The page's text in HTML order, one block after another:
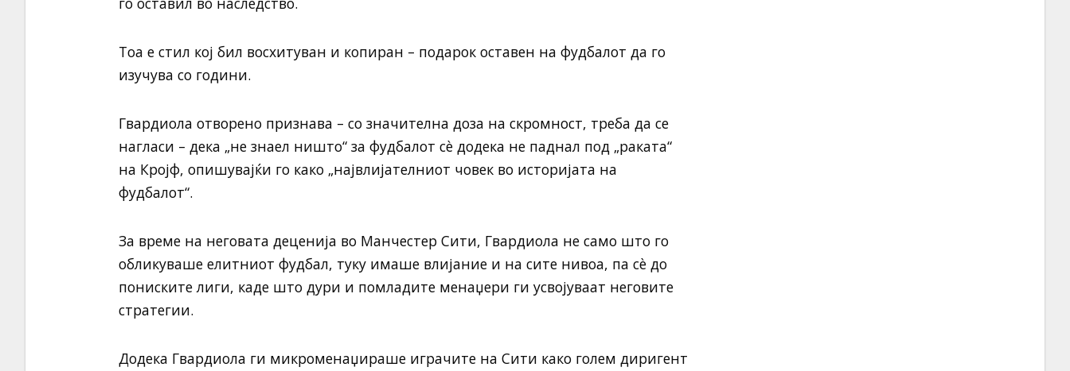
Тоа е стил кој бил восхитуван и копиран – подарок оставен на фудбалот да го
изучува со години.
Гвардиола отворено признава – со значителна доза на скромност, треба да се
нагласи – дека „не знаел ништо“ за фудбалот сè додека не паднал под „раката“
на Кројф, опишувајќи го како „највлијателниот човек во историјата на
фудбалот“.
За време на неговата деценија во Манчестер Сити, Гвардиола не само што го
обликуваше елитниот фудбал, туку имаше влијание и на сите нивоа, па сè до
пониските лиги, каде што дури и помладите менаџери ги усвојуваат неговите
стратегии.
Додека Гвардиола ги микроменаџираше играчите на Сити како голем диригент